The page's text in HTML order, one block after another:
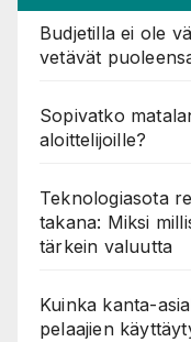
Budjetilla ei ole
vetävät
Sopivatko
aloittelijoille?
Teknologiasota
takana: Miksi
tärkein valuutta
Kuinka kanta-
pelaajien